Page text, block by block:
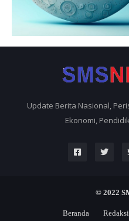
Update Berita Nasional,
Ekonomi,
© 2022
Beranda Redaksi